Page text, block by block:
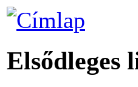
Elsődleges